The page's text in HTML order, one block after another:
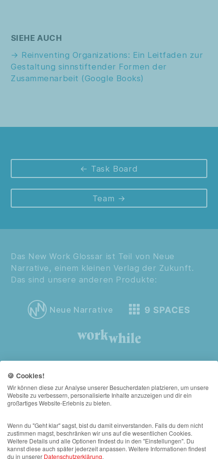
SIEHE AUCH
Reinventing Organizations: Ein Leitfaden zur
Gestaltung sinnstiftender Formen der
Zusammenarbeit (Google Books)
Task Board
Team
Das New Work Glossar ist Teil von Neue
Narrative, einem kleinen Verlag der Zukunft.
Das sind unsere anderen Produkte:
Neue Narrative
🍪 Cookies!
Wir können diese zur Analyse unserer Besucherdaten platzieren, um unsere
Website zu verbessern, personalisierte Inhalte anzuzeigen und dir ein
großartiges Website-Erlebnis zu bieten.
Wenn du "Geht klar" sagst, bist du damit einverstanden. Falls du dem nicht
zustimmen magst, beschränken wir uns auf die wesentlichen Cookies.
Weitere Details und alle Optionen findest du in den "Einstellungen". Du
kannst diese auch später jederzeit anpassen. Weitere Informationen findest
du in unserer Datenschutzerklärung.